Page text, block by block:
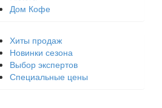
Дом Кофе
Хиты продаж
Новинки сезона
Выбор экспертов
Специальные цены